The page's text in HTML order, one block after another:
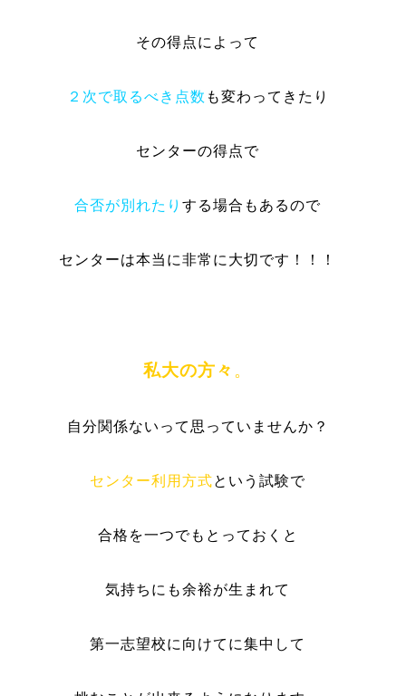
その得点によって
２次で取るべき点数 も変わってきたり
センターの得点で
合否が別れたりする場合もあるので
センターは本当に非常に大切です！！！
私大の方々 。
自分関係ないって思っていませんか？
センター利用方式という試験で
合格を一つでもとっておくと
気持ちにも余裕が生まれて
第一志望校に向けてに集中して